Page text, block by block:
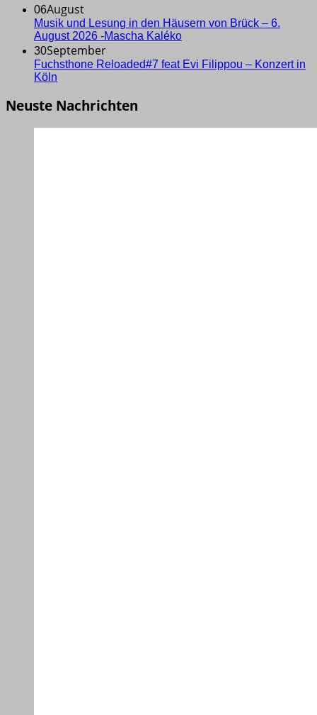
06August
Musik und Lesung in den Häusern von Brück – 6.
August 2026 -Mascha Kaléko
30September
Fuchsthone Reloaded#7 feat Evi Filippou – Konzert in
Köln
Neuste Nachrichten